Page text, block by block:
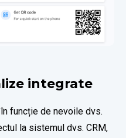
integrate
funcție de nevoile dvs.
la sistemul dvs. CRM,